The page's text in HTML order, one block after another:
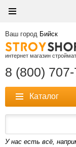
Ваш город Бийск
интернет магазин
8 (800)
Каталог
У нас есть всё,